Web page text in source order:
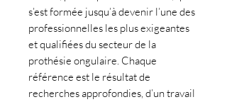
s’est formée jusqu’à devenir l’une des
professionnelles les plus exigeantes
et qualifiées du secteur de la
prothésie ongulaire. Chaque
référence est le résultat de
recherches approfondies, d’un travail